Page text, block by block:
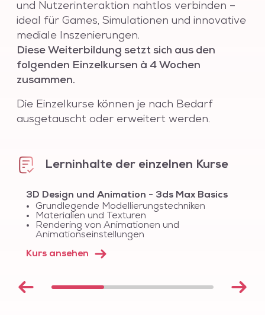
und Nutzerinteraktion nahtlos verbinden –
ideal für Games, Simulationen und innovative
mediale Inszenierungen.
Diese Weiterbildung setzt sich aus den
folgenden Einzelkursen à 4 Wochen
zusammen.
Die Einzelkurse können je nach Bedarf
ausgetauscht oder erweitert werden.
Lerninhalte der einzelnen Kurse
3D Design und Animation - 3ds Max Basics
Grundlegende Modellierungstechniken
Materialien und Texturen
Rendering von Animationen und
Animationseinstellungen
Kurs ansehen